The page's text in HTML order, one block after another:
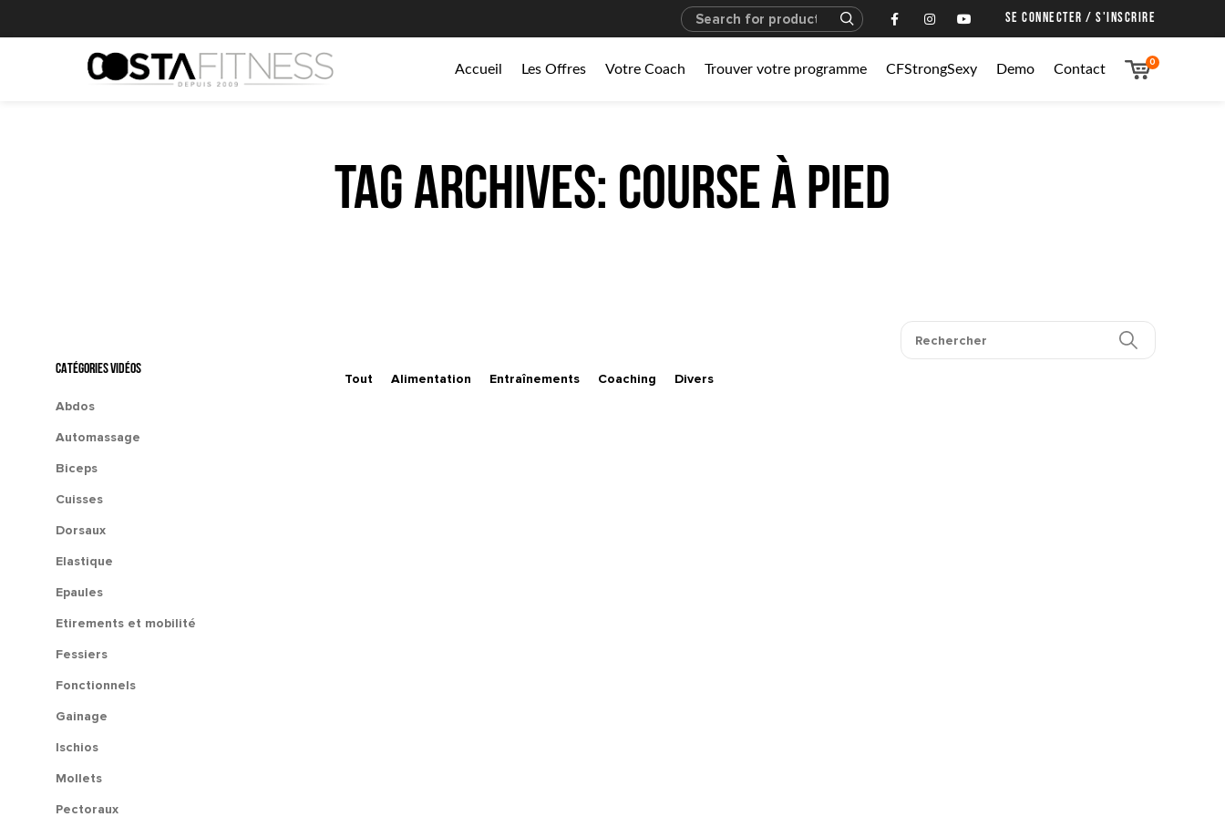
SE CONNECTER / S'INSCRIRE
Accueil Les Offres Votre Coach Trouver votre programme CFStrongSexy Demo Contact
0
Tag Archives: course à pied
CATÉGORIES VIDÉOS
Abdos
Automassage
Biceps
Cuisses
Dorsaux
Elastique
Epaules
Etirements et mobilité
Fessiers
Fonctionnels
Gainage
Ischios
Mollets
Pectoraux
Tout Alimentation Entraînements Coaching Divers